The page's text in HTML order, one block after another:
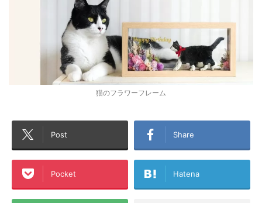
猫のフラワーフレーム
Post Share
Pocket Hatena